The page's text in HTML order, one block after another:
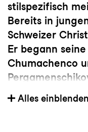
stilspezifisch
Bereits in
Schweizer
Er begann
Chumachenco
Salzburg und
dem
Alles einblenden